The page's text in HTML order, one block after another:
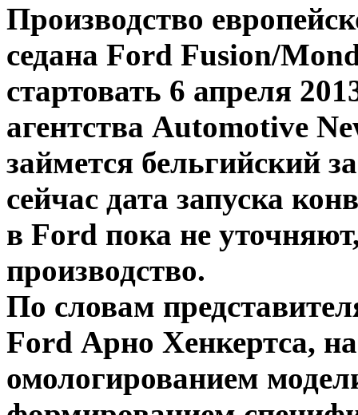
Производство
седана Ford Fusion/
стартовать 6 апреля
агентства Automotive
займется бельгийский
сейчас дата запуска
в Ford пока не
производство.
По словам
Ford Арно Хенкертса,
омологированием